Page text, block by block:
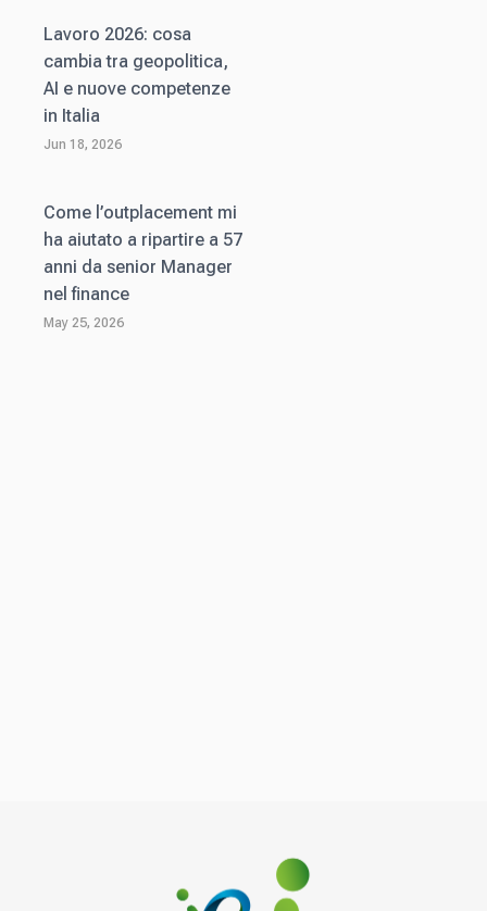
Lavoro 2026: cosa
cambia tra geopolitica,
AI e nuove competenze
in Italia
Jun 18, 2026
Come l’outplacement mi
ha aiutato a ripartire a 57
anni da senior Manager
nel finance
May 25, 2026